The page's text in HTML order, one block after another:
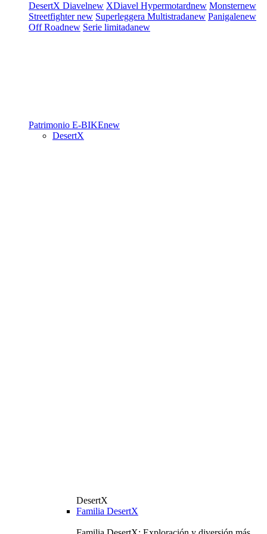
DesertX Diavelnew XDiavel Hypermotardnew Monsternew
Streetfighternew Superleggera Multistradanew Panigalenew
Off Roadnew Serie limitadanew
Patrimonio E-BIKEnew
DesertX
DesertX
Familia DesertX